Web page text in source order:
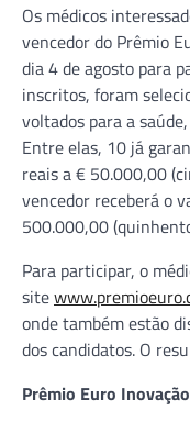
Os médicos
vencedor do Prêmio
dia 4 de agosto para
inscritos, foram
voltados para a
Entre elas, 10 já
reais a € 50.000,00
vencedor receberá o
500.000,00
Para participar, o
site
onde também estão
dos candidatos. O
Prêmio Euro Inovação